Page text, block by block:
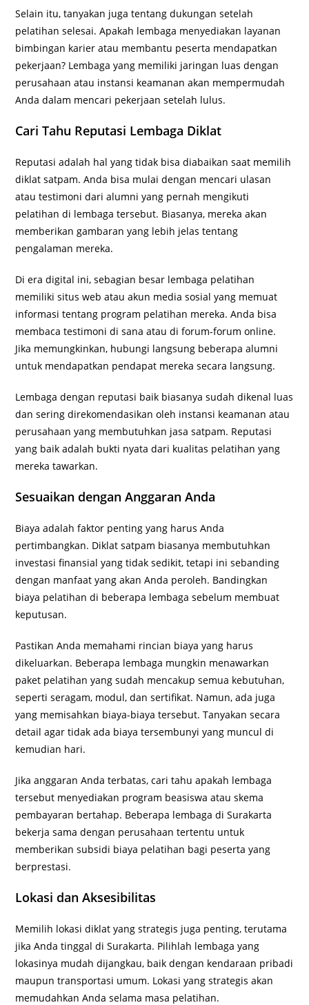
Selain itu, tanyakan juga tentang dukungan setelah
pelatihan selesai. Apakah lembaga menyediakan layanan
bimbingan karier atau membantu peserta mendapatkan
pekerjaan? Lembaga yang memiliki jaringan luas dengan
perusahaan atau instansi keamanan akan mempermudah
Anda dalam mencari pekerjaan setelah lulus.
Cari Tahu Reputasi Lembaga Diklat
Reputasi adalah hal yang tidak bisa diabaikan saat memilih
diklat satpam. Anda bisa mulai dengan mencari ulasan
atau testimoni dari alumni yang pernah mengikuti
pelatihan di lembaga tersebut. Biasanya, mereka akan
memberikan gambaran yang lebih jelas tentang
pengalaman mereka.
Di era digital ini, sebagian besar lembaga pelatihan
memiliki situs web atau akun media sosial yang memuat
informasi tentang program pelatihan mereka. Anda bisa
membaca testimoni di sana atau di forum-forum online.
Jika memungkinkan, hubungi langsung beberapa alumni
untuk mendapatkan pendapat mereka secara langsung.
Lembaga dengan reputasi baik biasanya sudah dikenal luas
dan sering direkomendasikan oleh instansi keamanan atau
perusahaan yang membutuhkan jasa satpam. Reputasi
yang baik adalah bukti nyata dari kualitas pelatihan yang
mereka tawarkan.
Sesuaikan dengan Anggaran Anda
Biaya adalah faktor penting yang harus Anda
pertimbangkan. Diklat satpam biasanya membutuhkan
investasi finansial yang tidak sedikit, tetapi ini sebanding
dengan manfaat yang akan Anda peroleh. Bandingkan
biaya pelatihan di beberapa lembaga sebelum membuat
keputusan.
Pastikan Anda memahami rincian biaya yang harus
dikeluarkan. Beberapa lembaga mungkin menawarkan
paket pelatihan yang sudah mencakup semua kebutuhan,
seperti seragam, modul, dan sertifikat. Namun, ada juga
yang memisahkan biaya-biaya tersebut. Tanyakan secara
detail agar tidak ada biaya tersembunyi yang muncul di
kemudian hari.
Jika anggaran Anda terbatas, cari tahu apakah lembaga
tersebut menyediakan program beasiswa atau skema
pembayaran bertahap. Beberapa lembaga di Surakarta
bekerja sama dengan perusahaan tertentu untuk
memberikan subsidi biaya pelatihan bagi peserta yang
berprestasi.
Lokasi dan Aksesibilitas
Memilih lokasi diklat yang strategis juga penting, terutama
jika Anda tinggal di Surakarta. Pilihlah lembaga yang
lokasinya mudah dijangkau, baik dengan kendaraan pribadi
maupun transportasi umum. Lokasi yang strategis akan
memudahkan Anda selama masa pelatihan.